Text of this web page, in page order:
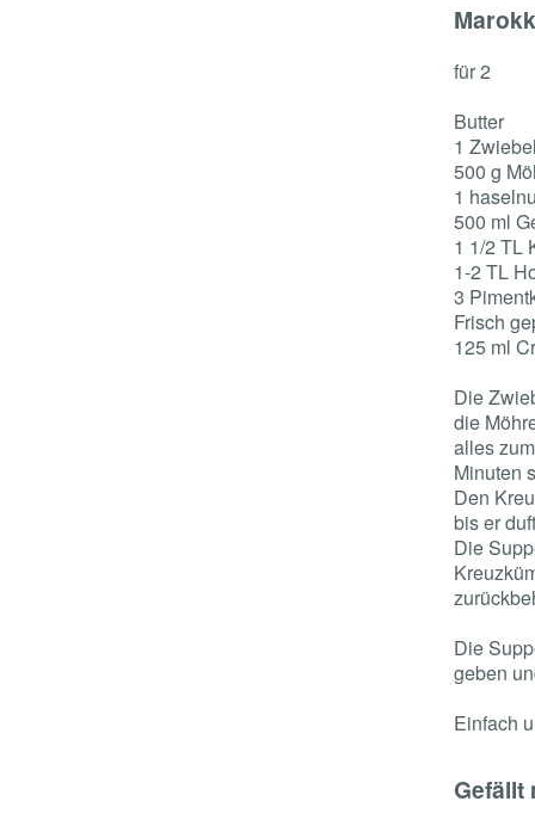
für 2
Butter
1
500 g
1
500 ml
1 1/2 TL
1-2 TL
3
Frisch
125 ml
Die
die
alles
Minuten
Den
bis er
Die
Die
geben
Einfach
Gefällt